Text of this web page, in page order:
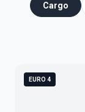
Cargo
EURO 4